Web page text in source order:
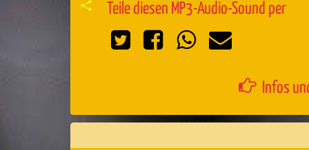
Teile diesen MP3-Audio-Sound per
Infos